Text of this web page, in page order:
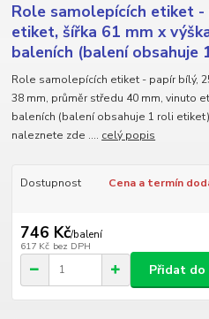
Role samolepících etiket
etiket, šířka 61 mm x
baleních (balení obsahuje
Role samolepících etiket - papír bílý,
38 mm, průměr středu 40 mm, vinuto
baleních (balení obsahuje 1 roli
naleznete zde .... celý popis
Dostupnost Cena a termín
746 Kč/balení
617 Kč bez DPH
Přidat do